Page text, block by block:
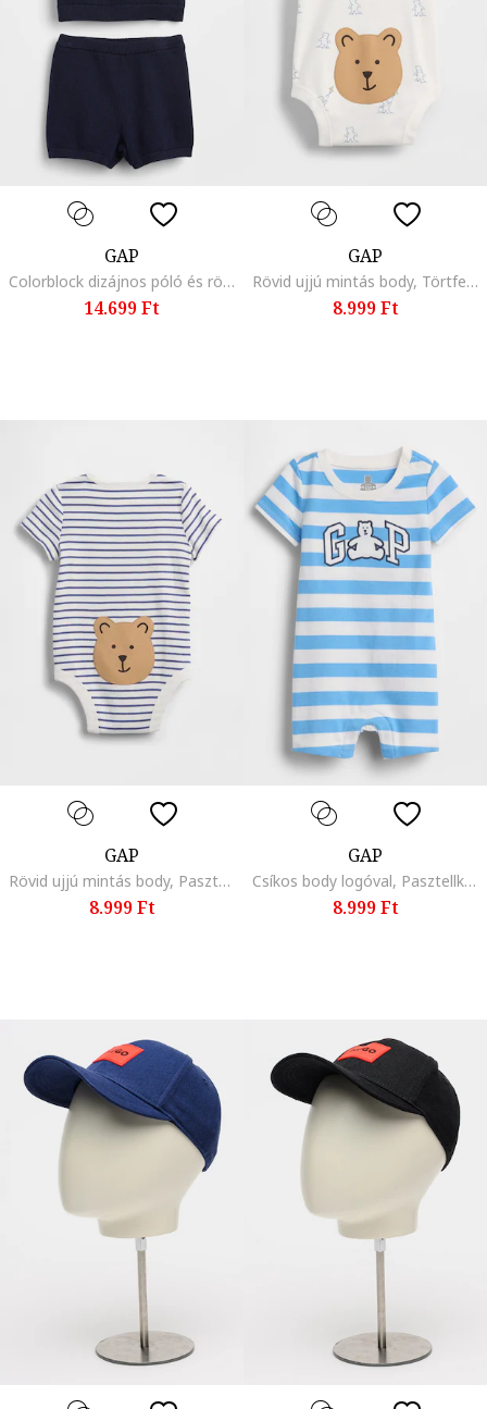
GAP
Colorblock dizájnos póló és rövidnadrág szett - 2 részes, Piros/Tengerészkék
14.699 Ft
GAP
Rövid ujjú mintás body, Törtfehér/Világoskék
8.999 Ft
GAP
Rövid ujjú mintás body, Pasztellkék/Törtfehér
8.999 Ft
GAP
Csíkos body logóval, Pasztellkék/Fehér
8.999 Ft